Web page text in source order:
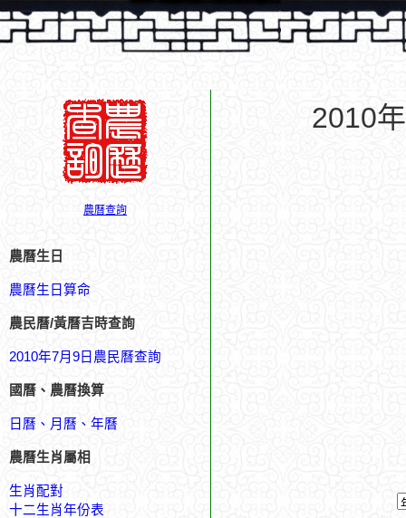
農曆查詢
農曆生日
農曆生日算命
農民曆/黃曆吉時查詢
2010年7月9日農民曆查詢
國曆、農曆換算
日曆、月曆、年曆
農曆生肖屬相
生肖配對
十二生肖年份表
2010